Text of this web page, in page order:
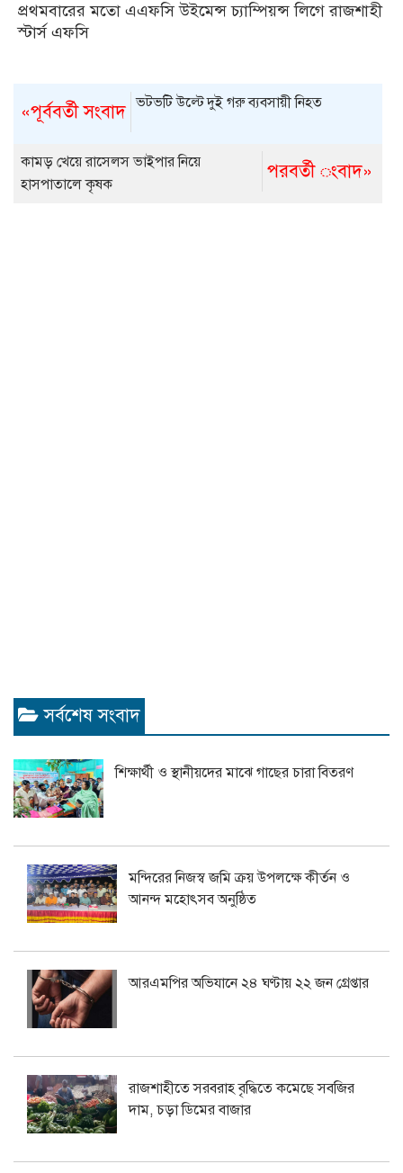
প্রথমবারের মতো এএফসি উইমেন্স চ্যাম্পিয়ন্স লিগে রাজশাহী
স্টার্স এফসি
«পূর্ববর্তী সংবাদ ভটভটি উল্টে দুই গরু ব্যবসায়ী নিহত
পরবর্তী ংবাদ»
কামড় খেয়ে রাসেলস ভাইপার নিয়ে
হাসপাতালে কৃষক
সর্বশেষ সংবাদ
শিক্ষার্থী ও স্থানীয়দের মাঝে গাছের চারা বিতরণ
মন্দিরের নিজস্ব জমি ক্রয় উপলক্ষে কীর্তন ও
আনন্দ মহোৎসব অনুষ্ঠিত
আরএমপির অভিযানে ২৪ ঘণ্টায় ২২ জন গ্রেপ্তার
রাজশাহীতে সরবরাহ বৃদ্ধিতে কমেছে সবজির
দাম, চড়া ডিমের বাজার